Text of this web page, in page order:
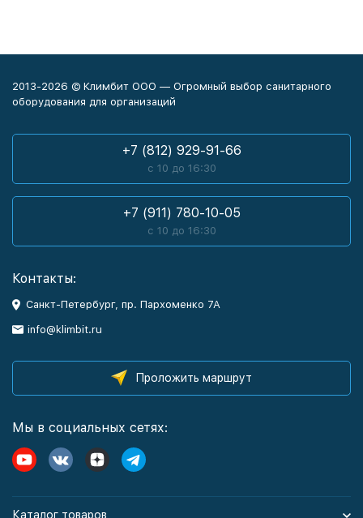
2013-2026 © Климбит ООО — Огромный выбор санитарного
оборудования для организаций
+7 (812) 929-91-66
с 10 до 16:30
+7 (911) 780-10-05
с 10 до 16:30
Контакты:
Санкт-Петербург, пр. Пархоменко 7А
info@klimbit.ru
Проложить маршрут
Мы в социальных сетях:
Каталог товаров